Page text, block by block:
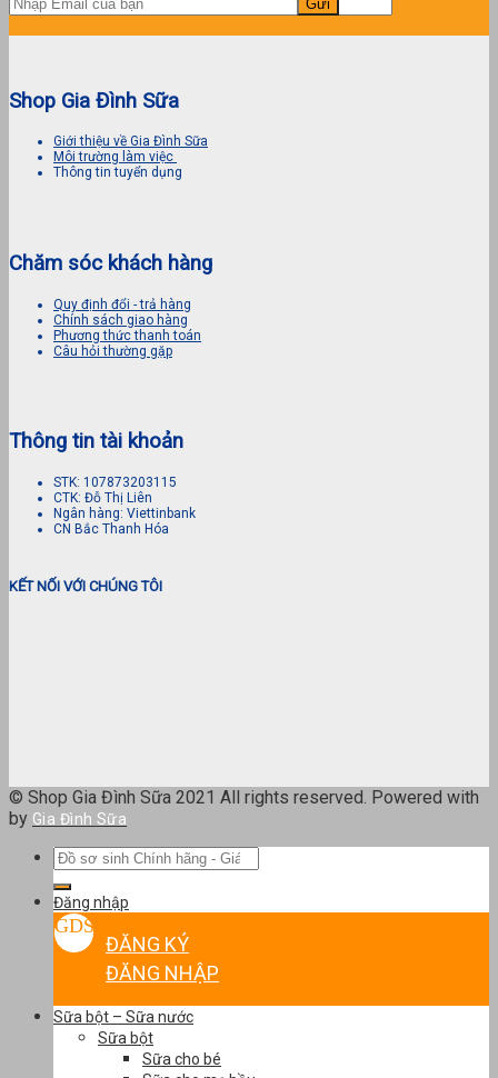
Shop Gia Đình Sữa
Giới thiệu về Gia Đình Sữa
Môi trường làm việc
Thông tin tuyển dụng
Chăm sóc khách hàng
Quy định đổi - trả hàng
Chính sách giao hàng
Phương thức thanh toán
Câu hỏi thường gặp
Thông tin tài khoản
STK: 107873203115
CTK: Đỗ Thị Liên
Ngân hàng: Viettinbank
CN Bắc Thanh Hóa
KẾT NỐI VỚI CHÚNG TÔI
© Shop Gia Đình Sữa 2021 All rights reserved. Powered with
by Gia Đình Sữa
Tìm
kiếm:
Đăng nhập
ĐĂNG KÝ
ĐĂNG NHẬP
Sữa bột – Sữa nước
Sữa bột
Sữa cho bé